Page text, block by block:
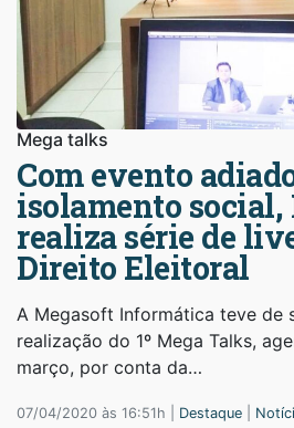
Mega talks
Com evento
isolamento social,
realiza série de
Direito Eleitoral
A Megasoft Informática teve de
realização do 1º Mega Talks,
março, por conta da…
07/04/2020 às 16:51h | Destaque